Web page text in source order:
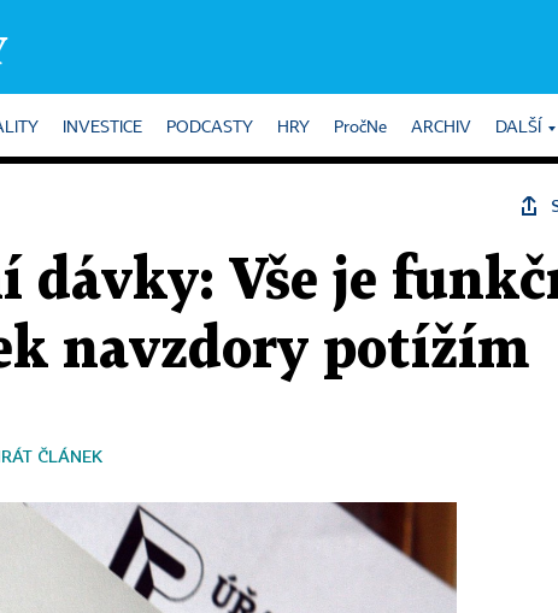
INVESTICE PODCASTY HRY PročNe ARCHIV DALŠÍ
dávky: Vše je
navzdory potížím
ČLÁNEK